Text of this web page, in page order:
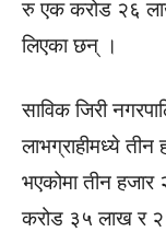
रु एक करोड २६
लिएका छन् ।
साविक जिरी
लाभग्राहीमध्ये
भएकोमा तीन
करोड ३५ लाख र